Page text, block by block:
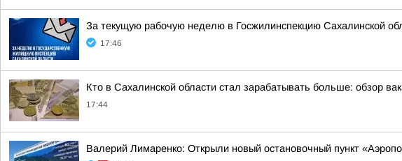
За текущую рабочую неделю в Госжилинспекцию Сахалинской
17:46
Кто в Сахалинской области стал зарабатывать больше: обзор
17:44
Валерий Лимаренко: Открыли новый остановочный пункт